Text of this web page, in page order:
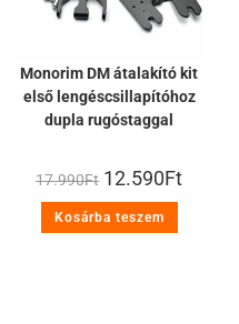
Monorim DM átalakító kit
első lengéscsillapítóhoz
dupla rugóstaggal
17.990Ft 12.590Ft
Kosárba teszem